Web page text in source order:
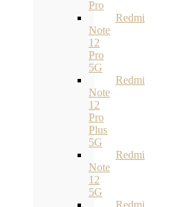
Pro
Redmi
Note
12
Pro
5G
Redmi
Note
12
Pro
Plus
5G
Redmi
Note
12
5G
Redmi